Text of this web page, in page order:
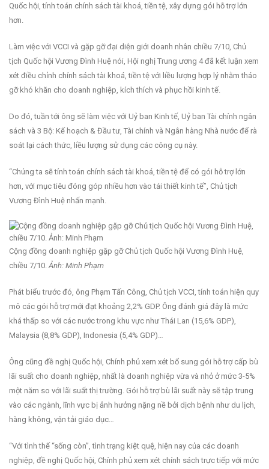
Quốc hội, tính toán chính sách tài khoá, tiền tệ, xây dựng gói hỗ trợ lớn
hơn.
Làm việc với VCCI và gặp gỡ đại diện giới doanh nhân chiều 7/10, Chủ
tịch Quốc hội Vương Đình Huệ nói, Hội nghị Trung ương 4 đã kết luận xem
xét điều chỉnh chính sách tài khoá, tiền tệ với liều lượng hợp lý nhằm tháo
gỡ khó khăn cho doanh nghiệp, kích thích và phục hồi kinh tế.
Do đó, tuần tới ông sẽ làm việc với Uỷ ban Kinh tế, Uỷ ban Tài chính ngân
sách và 3 Bộ: Kế hoạch & Đầu tư, Tài chính và Ngân hàng Nhà nước để rà
soát lại cách thức, liều lượng sử dụng các công cụ này.
“Chúng ta sẽ tính toán chính sách tài khoá, tiền tệ để có gói hỗ trợ lớn
hơn, với mục tiêu đóng góp nhiều hơn vào tái thiết kinh tế”, Chủ tịch
Vương Đình Huệ nhấn mạnh.
Cộng đồng doanh nghiệp gặp gỡ Chủ tịch Quốc hội Vương Đình Huệ,
chiều 7/10.Ảnh: Minh Phạm
Phát biểu trước đó, ông Phạm Tấn Công, Chủ tịch VCCI, tính toán hiện quy
mô các gói hỗ trợ mới đạt khoảng 2,2% GDP. Ông đánh giá đây là mức
khá thấp so với các nước trong khu vực như Thái Lan (15,6% GDP),
Malaysia (8,8% GDP), Indonesia (5,4% GDP)…
Ông cũng đề nghị Quốc hội, Chính phủ xem xét bổ sung gói hỗ trợ cấp bù
lãi suất cho doanh nghiệp, nhất là doanh nghiệp vừa và nhỏ ở mức 3-5%
một năm so với lãi suất thị trường. Gói hỗ trợ bù lãi suất này sẽ tập trung
vào các ngành, lĩnh vực bị ảnh hưởng nặng nề bởi dịch bệnh như du lịch,
hàng không, vận tải giáo dục…
“Với tình thế “sống còn”, tình trạng kiệt quệ, hiện nay của các doanh
nghiệp, đề nghị Quốc hội, Chính phủ xem xét chính sách trực tiếp với mức